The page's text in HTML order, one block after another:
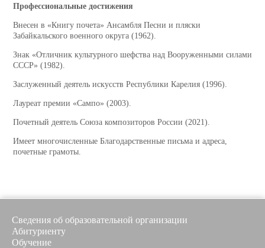
Профессиональные достижения
Внесен в «Книгу почета» Ансамбля Песни и пляски
Забайкальского военного округа (1962).
Знак «Отличник культурного шефства над Вооруженными силами
СССР» (1982).
Заслуженный деятель искусств Республики Карелия (1996).
Лауреат премии «Сампо» (2003).
Почетный деятель Союза композиторов России (2021).
Имеет многочисленные Благодарственные письма и адреса,
почетные грамоты.
Сведения об образовательной организации
Абитуриенту
Обучение